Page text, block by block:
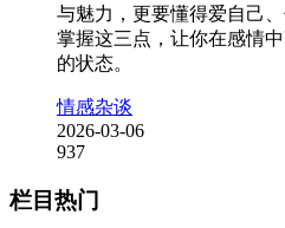
与魅力，更要懂得爱自己
掌握这三点，让你在感情
的状态。
情感杂谈
2026-03-06
937
栏目热门